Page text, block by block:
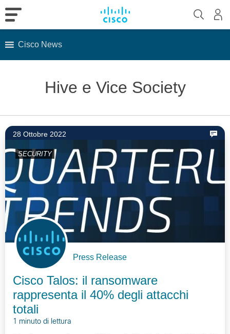
Cisco News
Hive e Vice Society
28 Ottobre 2022
SECURITY
Press Release
Cisco Talos: il ransomware
rappresenta il 40% degli attacchi
totali
1 minuto di lettura